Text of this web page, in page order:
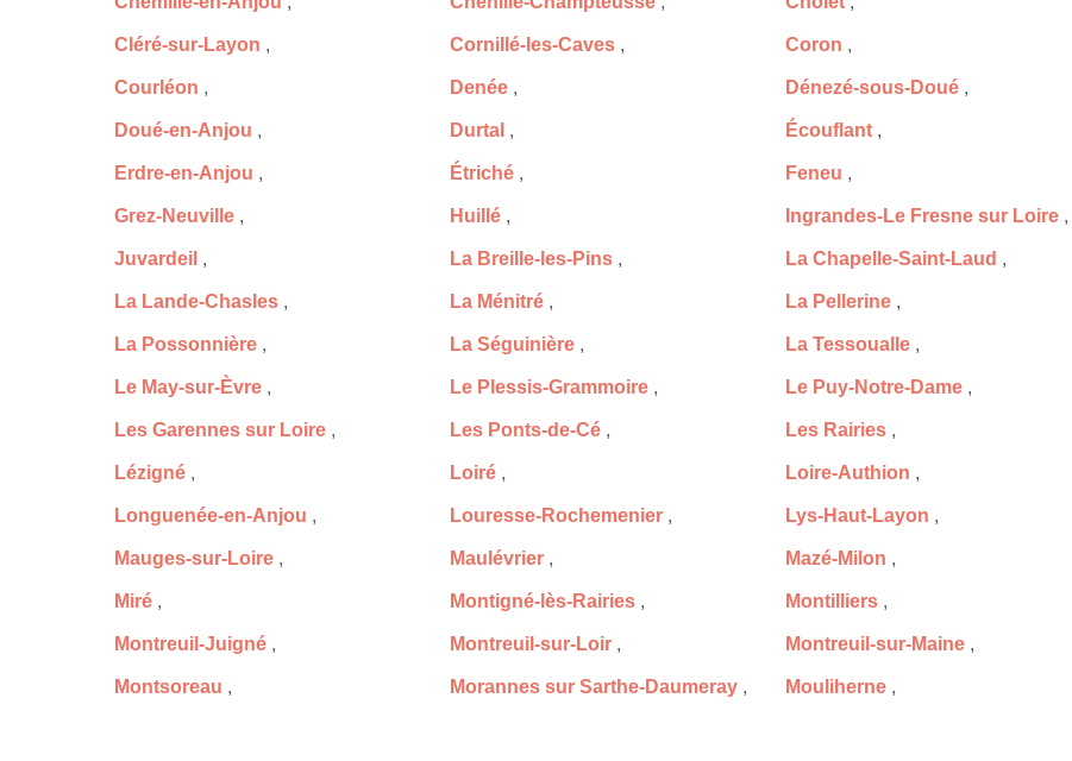
Cléré-sur-Layon , Cornillé-les-Caves , Coron ,
Courléon , Denée , Dénezé-sous-Doué ,
Doué-en-Anjou , Durtal , Écouflant ,
Erdre-en-Anjou , Étriché , Feneu ,
Grez-Neuville , Huillé , Ingrandes-Le Fresne sur Loire ,
Juvardeil , La Breille-les-Pins , La Chapelle-Saint-Laud ,
La Lande-Chasles , La Ménitré , La Pellerine ,
La Possonnière , La Séguinière , La Tessoualle ,
Le May-sur-Èvre , Le Plessis-Grammoire , Le Puy-Notre-Dame ,
Les Garennes sur Loire , Les Ponts-de-Cé , Les Rairies ,
Lézigné , Loiré , Loire-Authion ,
Longuenée-en-Anjou , Louresse-Rochemenier , Lys-Haut-Layon ,
Mauges-sur-Loire , Maulévrier , Mazé-Milon ,
Miré , Montigné-lès-Rairies , Montilliers ,
Montreuil-Juigné , Montreuil-sur-Loir , Montreuil-sur-Maine ,
Montsoreau , Morannes sur Sarthe-Daumeray , Mouliherne ,